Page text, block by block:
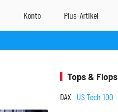
Tops & Flops
DAX US Tech 100